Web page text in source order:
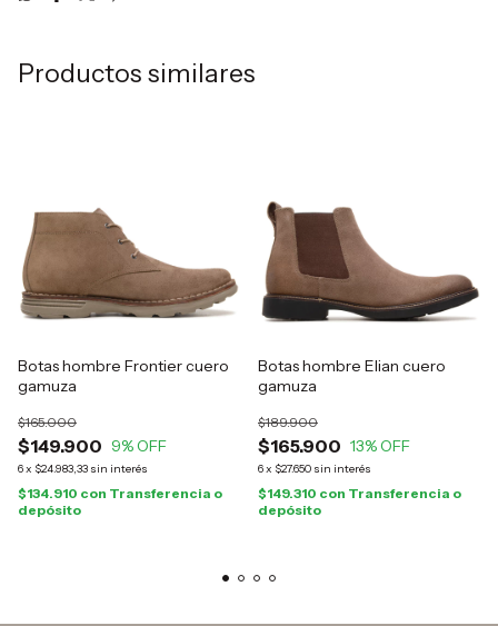
Productos similares
Botas hombre Frontier cuero
gamuza
$149.900
$165.000
9% OFF
6x $24.983,33 sin interés
$134.910 con Transferencia o
depósito
Botas hombre Elian cuero
gamuza
$165.900
$189.900
13% OFF
6x $27.650 sin interés
$149.310 con Transferencia o
depósito